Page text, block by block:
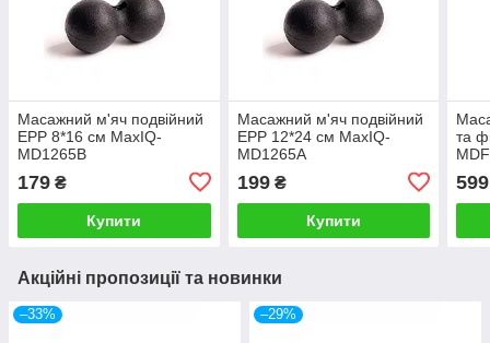
Масажний м'яч подвійний
ЕРР 8*16 см MaxIQ-
MD1265В
179 ₴
Купити
Масажний м'яч подвійний
ЕРР 12*24 см MaxIQ-
MD1265А
199₴
Купити
та
599
Акційні пропозиції та новинки
–33% –29%